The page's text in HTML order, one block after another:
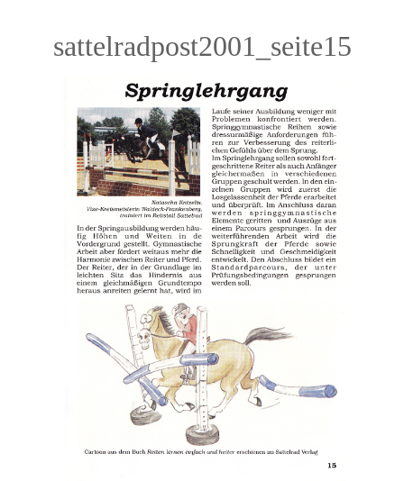
sattelradpost2001_seite15